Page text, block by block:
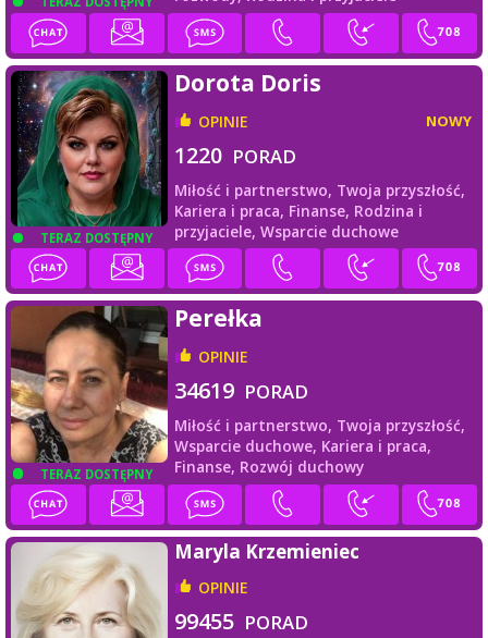
TERAZ DOSTĘPNY
Dorota Doris
OPINIE NOWY
1220 PORAD
Miłość i partnerstwo, Twoja przyszłość,
Kariera i praca, Finanse, Rodzina i
przyjaciele, Wsparcie duchowe
TERAZ DOSTĘPNY
Perełka
OPINIE
34619 PORAD
Miłość i partnerstwo, Twoja przyszłość,
Wsparcie duchowe, Kariera i praca,
Finanse, Rozwój duchowy
Maryla Krzemieniec
OPINIE
99455 PORAD